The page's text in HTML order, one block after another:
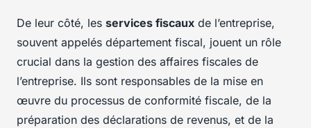
De leur côté, les services fiscaux de l’entreprise,
souvent appelés département fiscal, jouent un rôle
crucial dans la gestion des affaires fiscales de
l’entreprise. Ils sont responsables de la mise en
œuvre du processus de conformité fiscale, de la
préparation des déclarations de revenus, et de la